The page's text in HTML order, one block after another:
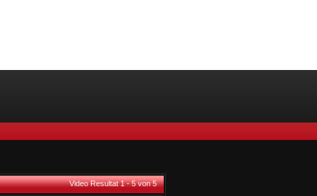
Video Resultat 1 - 5 von 5